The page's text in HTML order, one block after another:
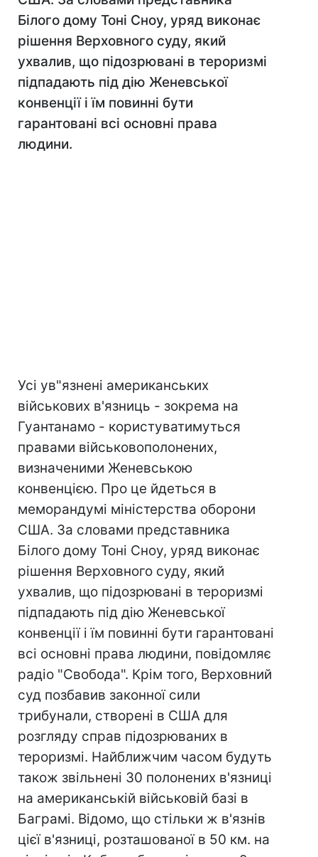
Білого дому Тоні Сноу, уряд виконає
рішення Верховного суду, який
ухвалив, що підозрювані в тероризмі
підпадають під дію Женевської
конвенції і їм повинні бути
гарантовані всі основні права
людини.
Усі ув"язнені американських
військових в'язниць - зокрема на
Гуантанамо - користуватимуться
правами військовополонених,
визначеними Женевською
конвенцією. Про це йдеться в
меморандумі міністерства оборони
США. За словами представника
Білого дому Тоні Сноу, уряд виконає
рішення Верховного суду, який
ухвалив, що підозрювані в тероризмі
підпадають під дію Женевської
конвенції і їм повинні бути гарантовані
всі основні права людини, повідомляє
радіо "Свобода". Крім того, Верховний
суд позбавив законної сили
трибунали, створені в США для
розгляду справ підозрюваних в
тероризмі. Найближчим часом будуть
також звільнені 30 полонених в'язниці
на американській військовій базі в
Баграмі. Відомо, що стільки ж в'язнів
цієї в'язниці, розташованої в 50 км. на